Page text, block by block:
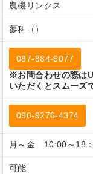
農機リンクス
蓼科（）
087-884-6077
※お問合わせの際は
いただくとスムーズ
090-9276-4374
月～金 10:00～18
可能